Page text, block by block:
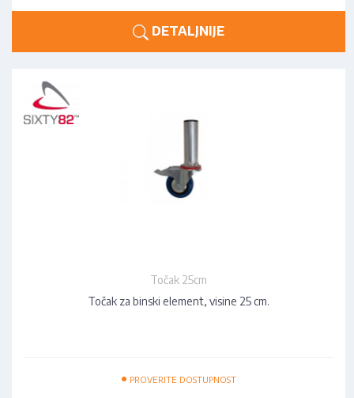
DETALJNIJE
Točak 25cm
Točak za binski element, visine 25 cm.
• PROVERITE DOSTUPNOST